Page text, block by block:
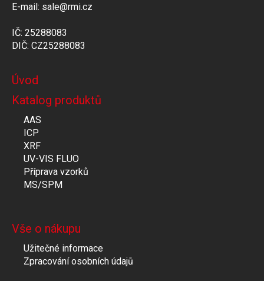
E-mail: sale@rmi.cz
IČ: 25288083
DIČ: CZ25288083
Úvod
Katalog produktů
AAS
ICP
XRF
UV-VIS FLUO
Příprava vzorků
MS/SPM
Vše o nákupu
Užitečné informace
Zpracování osobních údajů